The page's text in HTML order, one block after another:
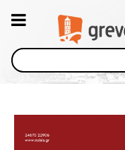
Αναζήτηση